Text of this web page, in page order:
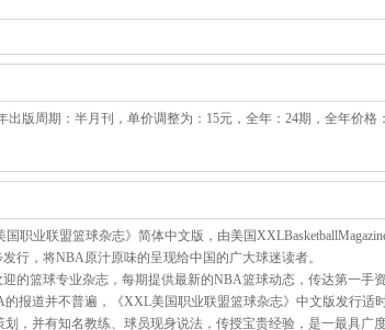
出版周期：半月刊，单价调整为：15元，全年：24期，全年价格
国职业联盟篮球杂志》简体中文版，由美国
行，将NBA原汁原味的呈现给中国的广大球迷读者。
的篮球专业杂志，每期提供最新的NBA篮球动态，传达第一手
报道并不普遍，《XXL美国职业联盟篮球杂志》中文版发行适
划，并有知名教练、球员现身说法，传授宝贵经验，是一最具广